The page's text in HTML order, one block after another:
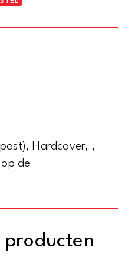
Hardcover, ,
de